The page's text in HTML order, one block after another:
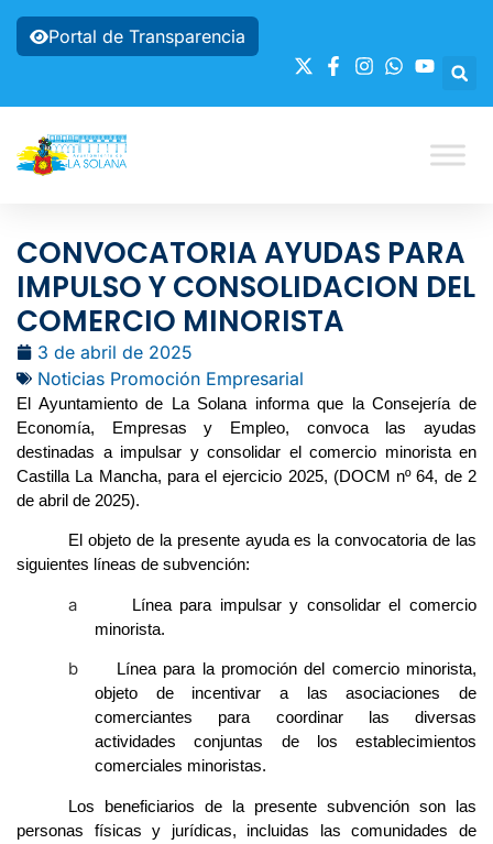
Portal de Transparencia
CONVOCATORIA AYUDAS PARA
IMPULSO Y CONSOLIDACION DEL
COMERCIO MINORISTA
3 de abril de 2025
Noticias Promoción Empresarial
El Ayuntamiento de La Solana informa que la Consejería de
Economía, Empresas y Empleo, convoca las ayudas
destinadas a impulsar y consolidar el comercio minorista en
Castilla La Mancha, para el ejercicio 2025, (DOCM nº 64, de 2
de abril de 2025).
El objeto de la presente ayuda es la convocatoria de las
siguientes líneas de subvención:
a
Línea para impulsar y consolidar el comercio
minorista.
b
Línea para la promoción del comercio minorista,
objeto de incentivar a las asociaciones de
comerciantes para coordinar las diversas
actividades conjuntas de los establecimientos
comerciales minoristas.
Los beneficiarios de la presente subvención son las
personas físicas y jurídicas, incluidas las comunidades de